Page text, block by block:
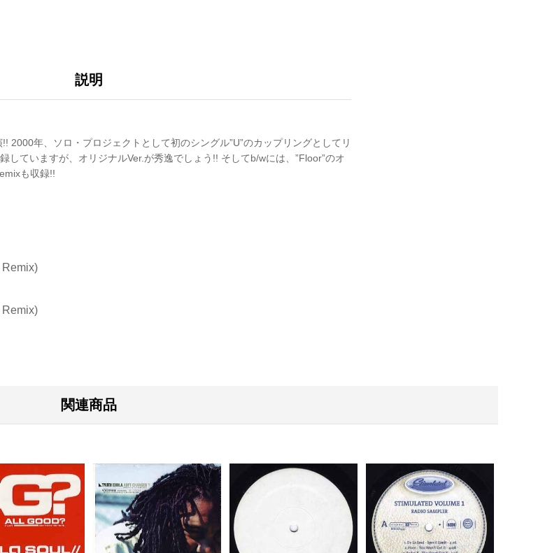
説明
2000年、ソロ・プロジェクトとして初のシングル”U”のカップリングとしてリ
していますが、オリジナルVer.が秀逸でしょう!! そしてb/wには、”Floor”のオ
も収録!!
Remix)
Remix)
関連商品